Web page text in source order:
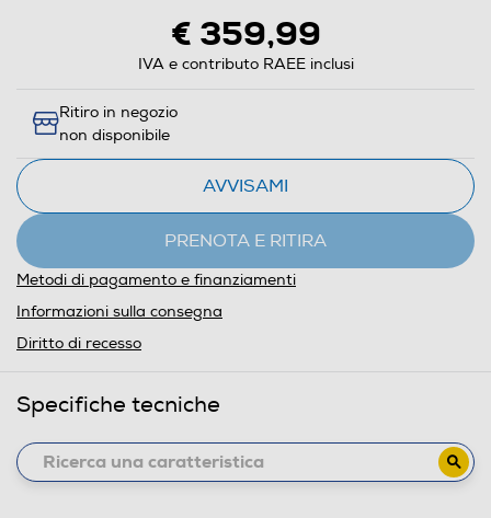
€ 359,99
IVA e contributo RAEE inclusi
Ritiro in negozio
non disponibile
AVVISAMI
PRENOTA E RITIRA
Metodi di pagamento e finanziamenti
Informazioni sulla consegna
Diritto di recesso
Specifiche tecniche